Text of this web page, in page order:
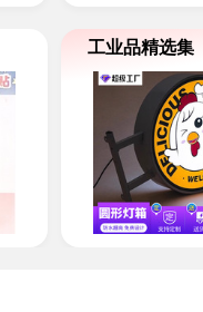
工业品精选集